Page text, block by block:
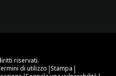
riservati.
di utilizzo |Stampa |